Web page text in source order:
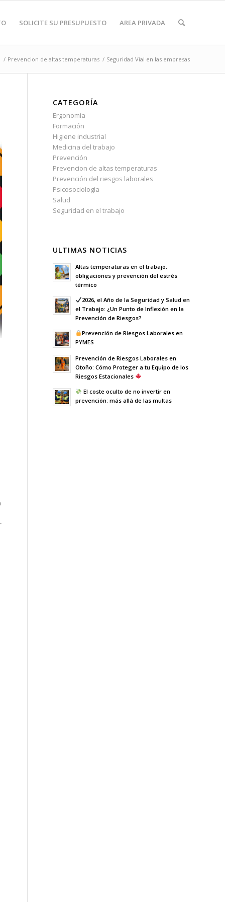
SOLICITE SU PRESUPUESTO AREA PRIVADA
/ Prevencion de altas temperaturas / Seguridad Vial en las empresas
CATEGORÍA
Ergonomía
Formación
Higiene industrial
Medicina del trabajo
Prevención
Prevencion de altas temperaturas
Prevención del riesgos laborales
Psicosociología
Salud
Seguridad en el trabajo
ULTIMAS NOTICIAS
Altas temperaturas en el trabajo:
obligaciones y prevención del estrés
térmico
2026, el Año de la Seguridad y Salud en
el Trabajo: ¿Un Punto de Inflexión en la
Prevención de Riesgos?
Prevención de Riesgos Laborales en
PYMES
Prevención de Riesgos Laborales en
Otoño: Cómo Proteger a tu Equipo de los
Riesgos Estacionales
El coste oculto de no invertir en
prevención: más allá de las multas